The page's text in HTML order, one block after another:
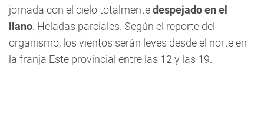
jornada con el cielo totalmentedespejado en el
llano. Heladas parciales. Según el reporte del
organismo, los vientos serán leves desde el norte en
la franja Este provincial entre las 12 y las 19.